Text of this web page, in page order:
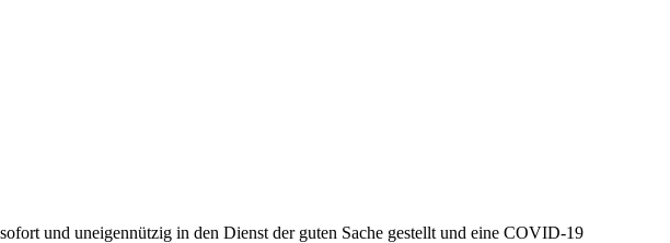
und uneigennützig in den Dienst der guten Sache gestellt und eine COVID-19